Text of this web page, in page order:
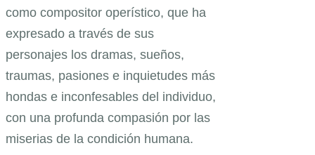
como compositor operístico, que ha
expresado a través de sus
personajes los dramas, sueños,
traumas, pasiones e inquietudes más
hondas e inconfesables del individuo,
con una profunda compasión por las
miserias de la condición humana.